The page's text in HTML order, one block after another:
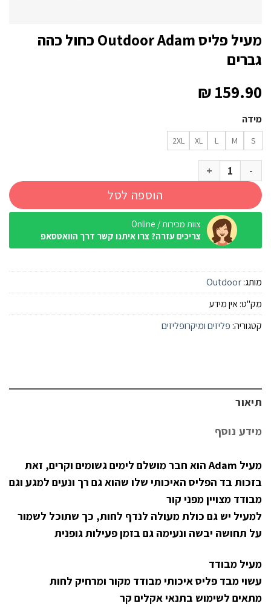
מעיל פליס Outdoor Adam כחול כהה
גברים
₪159.90
מידה
S
M
L
XL
2XL
כמות של מעיל פליס Outdoor Adam כחול כהה גברים
הוספה לסל
צוות מכירות / Online
צריכים עזרה? צרו איתנו קשר דרך הוואטסאפ
מותג:Outdoor
מק"ט:אין מידע
קטגוריה: פליזים ומיקרופליזים
תיאור
מידע נוסף
מעיל Adam הוא חבר מושלם לימים גשומים וקרים, זאת
בזכות בד הפליס האיכותי שלו שהוא גם רך ונעים למגע וגם
מבודד מצויין מפני קור
למעיל יש גם כולת מעולה לנדף לחות, כך שתוכל לשמור
על תחושה יבשה ונעימה גם בזמן פעילות גופנית
מעיל מבודד
עשוי מבד פליס איכותי מבודד מקור ומרחיק לחות
מתאים לשימוש בתנאי אקלים קר